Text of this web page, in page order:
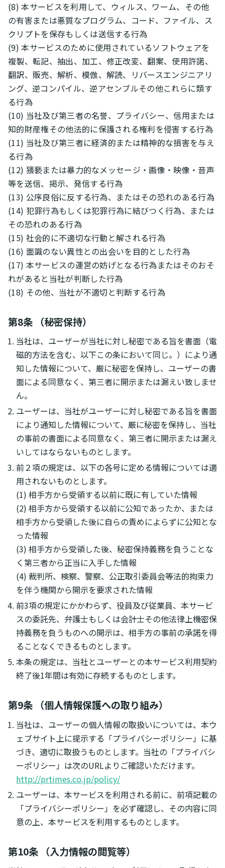
(8) 本サービスを利用して、ウィルス、ワーム、その他
の有害または悪質なプログラム、コード、ファイル、ス
クリプトを保存もしくは送信する行為
(9) 本サービスのために使用されているソフトウェアを
複製、転記、抽出、加工、修正改変、翻案、使用許諾、
翻訳、販売、解析、模倣、解読、リバースエンジニアリ
ング、逆コンパイル、逆アセンブルその他これらに類す
る行為
(10) 当社及び第三者の名誉、プライバシー、信用または
知的財産権その他法的に保護される権利を侵害する行為
(11) 当社及び第三者に経済的または精神的な損害を与え
る行為
(12) 猥褻または暴力的なメッセージ・画像・映像・音声
等を送信、掲示、発信する行為
(13) 公序良俗に反する行為、またはその恐れのある行為
(14) 犯罪行為もしくは犯罪行為に結びつく行為、または
その恐れのある行為
(15) 社会的に不適切な行動と解される行為
(16) 面識のない異性との出会いを目的とした行為
(17) 本サービスの運営の妨げとなる行為またはそのおそ
れがあると当社が判断した行為
(18) その他、当社が不適切と判断する行為
第8条 （秘密保持）
当社は、ユーザーが当社に対し秘密である旨を書面（電
磁的方法を含む、以下この条において同じ。）により通
知した情報について、厳に秘密を保持し、ユーザーの書
面による同意なく、第三者に開示または漏えい致しませ
ん。
ユーザーは、当社がユーザーに対し秘密である旨を書面
により通知した情報について、厳に秘密を保持し、当社
の事前の書面による同意なく、第三者に開示または漏え
いしてはならないものとします。
前２項の規定は、以下の各号に定める情報については適
用されないものとします。
(1) 相手方から受領する以前に既に有していた情報
(2) 相手方から受領する以前に公知であったか、または
相手方から受領した後に自らの責めによらずに公知とな
った情報
(3) 相手方から受領した後、秘密保持義務を負うことな
く第三者から正当に入手した情報
(4) 裁判所、検察、警察、公正取引委員会等法的拘束力
を伴う機関から開示を要求された情報
前3項の規定にかかわらず、役員及び従業員、本サービ
スの委託先、弁護士もしくは会計士その他法律上機密保
持義務を負うものへの開示は、相手方の事前の承諾を得
ることなくできるものとします。
本条の規定は、当社とユーザーとの本サービス利用契約
終了後1年間は有効に存続するものとします。
第9条 （個人情報保護への取り組み）
当社は、ユーザーの個人情報の取扱いについては、本ウ
ェブサイト上に提示する「プライバシーポリシー」に基
づき、適切に取扱うものとします。当社の「プライバシ
ーポリシー」は次のURLよりご確認いただけます。
http://prtimes.co.jp/policy/
ユーザーは、本サービスを利用される前に、前項記載の
「プライバシーポリシー」を必ず確認し、その内容に同
意の上、本サービスを利用するものとします。
第10条 （入力情報の閲覧等）